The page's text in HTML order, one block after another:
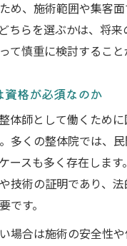
め、施術範囲や集客
ちらを選ぶかは、将来
て慎重に検討すること
資格が必須なのか
体師として働くため
多くの整体院では、
ースも多く存在しま
技術の証明であり、
です。
場合は施術の安全性